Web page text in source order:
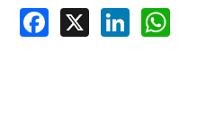
Facebook
X LinkedIn